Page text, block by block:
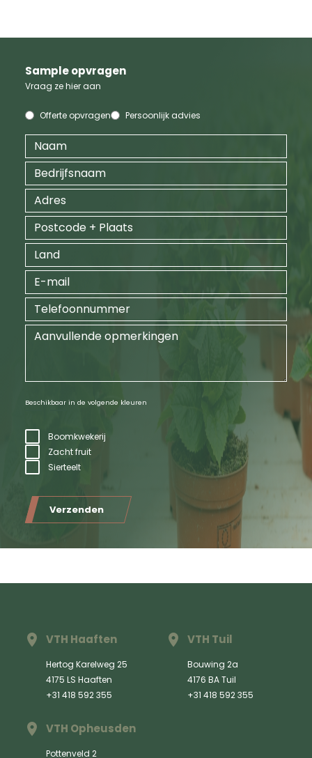
Sample opvragen
Vraag ze hier aan
Offerte opvragen Persoonlijk advies
Beschikbaar in de volgende kleuren
Boomkwekerij
Zacht fruit
Sierteelt
Verzenden
VTH Haaften
Hertog Karelweg 25
4175 LS Haaften
+31 418 592 355
VTH Tuil
Bouwing 2a
4176 BA Tuil
+31 418 592 355
VTH Opheusden
Pottenveld 2